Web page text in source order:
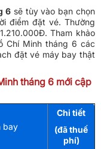
6 sẽ tùy vào bạn chọn
điểm đặt vé. Thường
Tham khảo
Chí Minh tháng 6 các
đặt vé máy bay thật
tháng 6 mới cập
bay
Chi tiết
(đã thuế
phí)